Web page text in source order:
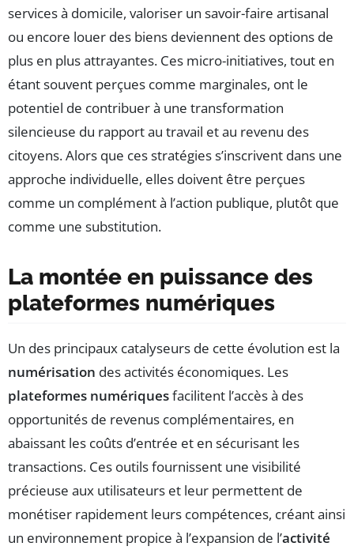
services à domicile, valoriser un savoir-faire artisanal
ou encore louer des biens deviennent des options de
plus en plus attrayantes. Ces micro-initiatives, tout en
étant souvent perçues comme marginales, ont le
potentiel de contribuer à une transformation
silencieuse du rapport au travail et au revenu des
citoyens. Alors que ces stratégies s’inscrivent dans une
approche individuelle, elles doivent être perçues
comme un complément à l’action publique, plutôt que
comme une substitution.
La montée en puissance des
plateformes numériques
Un des principaux catalyseurs de cette évolution est la
numérisation des activités économiques. Les
plateformes numériquesfacilitent l’accès à des
opportunités de revenus complémentaires, en
abaissant les coûts d’entrée et en sécurisant les
transactions. Ces outils fournissent une visibilité
précieuse aux utilisateurs et leur permettent de
monétiser rapidement leurs compétences, créant ainsi
un environnement propice à l’expansion de l’activité